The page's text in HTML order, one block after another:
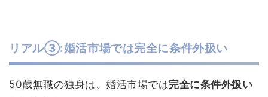
リアル③:婚活市場では完全に条件外扱い
50歳無職の独身は、婚活市場では完全に条件外扱い